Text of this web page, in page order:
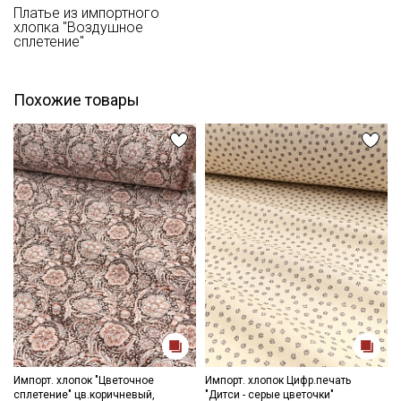
Цветопередача (тон) может отличаться от оригинального
цвета ткани в зависимости от настроек вашего монитора и в
Платье из импортного
хлопка "Воздушное
сплетение"
Похожие товары
Импорт. хлопок "Цветочное
сплетение" цв.коричневый,
Импорт. хлопок Цифр.печать
"Дитси - серые цветочки"
Секретная рассылка от Купава